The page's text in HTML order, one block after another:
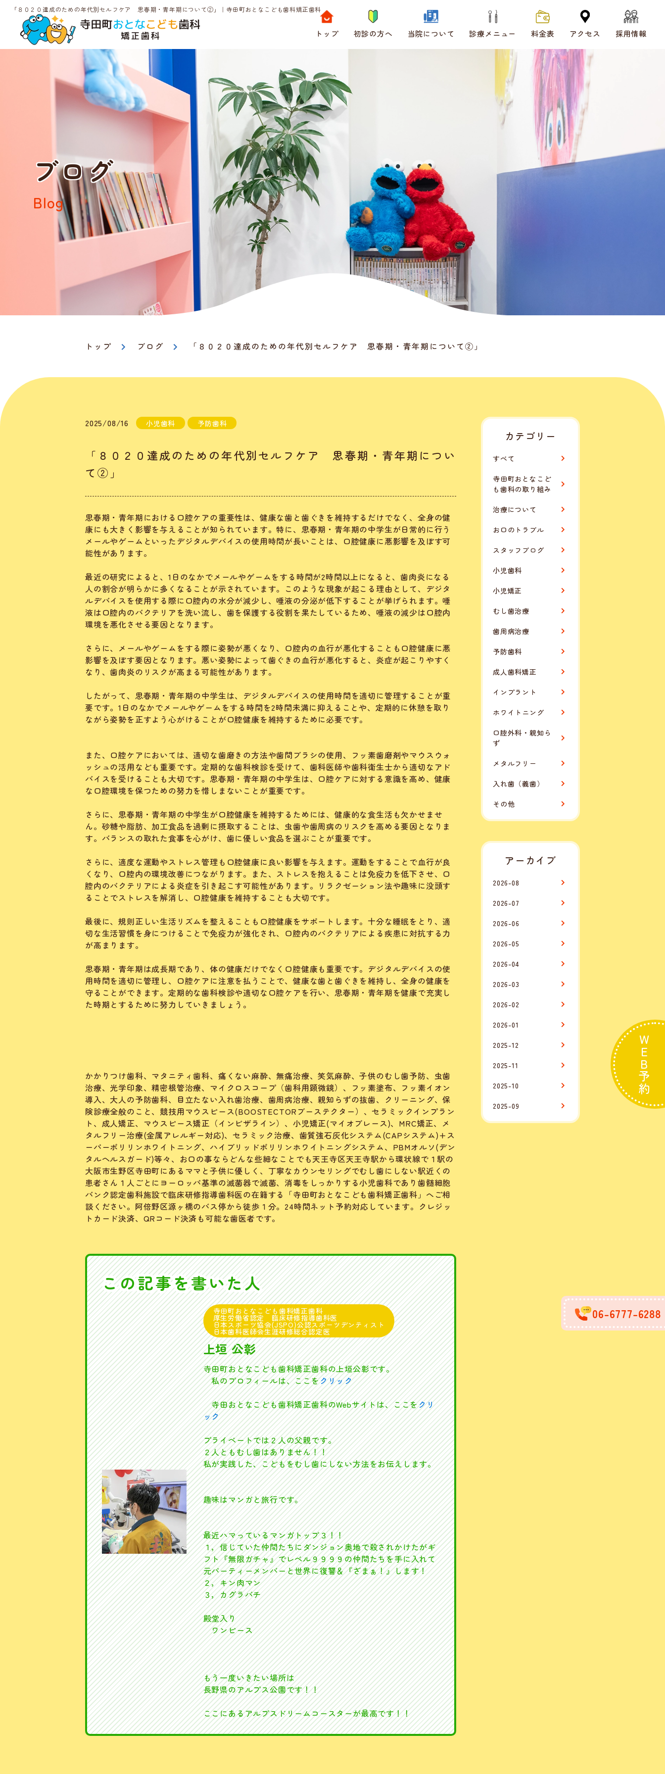
「８０２０達成のための年代別セルフケア 思春期・青年期について②」｜寺田町おとなこども歯科矯正歯科
トップ 初診の方へ 当院について 診療メニュー 料金表 アクセス 採用情報
WEB予約
06-6777-6288
ブログ
Blog
トップ ブログ 「８０２０達成のための年代別セルフケア 思春期・青年期について②」
2025/08/16 小児歯科 予防歯科
「８０２０達成のための年代別セルフケア 思春期・青年期につい
て②」
思春期・青年期における口腔ケアの重要性は、健康な歯と歯ぐきを維持するだけでなく、全身の健
康にも大きく影響を与えることが知られています。特に、思春期・青年期の中学生が日常的に行う
メールやゲームといったデジタルデバイスの使用時間が長いことは、口腔健康に悪影響を及ぼす可
能性があります。
最近の研究によると、1日のなかでメールやゲームをする時間が2時間以上になると、歯肉炎になる
人の割合が明らかに多くなることが示されています。このような現象が起こる理由として、デジタ
ルデバイスを使用する際に口腔内の水分が減少し、唾液の分泌が低下することが挙げられます。唾
液は口腔内のバクテリアを洗い流し、歯を保護する役割を果たしているため、唾液の減少は口腔内
環境を悪化させる要因となります。
さらに、メールやゲームをする際に姿勢が悪くなり、口腔内の血行が悪化することも口腔健康に悪
影響を及ぼす要因となります。悪い姿勢によって歯ぐきの血行が悪化すると、炎症が起こりやすく
なり、歯肉炎のリスクが高まる可能性があります。
したがって、思春期・青年期の中学生は、デジタルデバイスの使用時間を適切に管理することが重
要です。1日のなかでメールやゲームをする時間を2時間未満に抑えることや、定期的に休憩を取り
ながら姿勢を正すよう心がけることが口腔健康を維持するために必要です。
また、口腔ケアにおいては、適切な歯磨きの方法や歯間ブラシの使用、フッ素歯磨剤やマウスウォ
ッシュの活用なども重要です。定期的な歯科検診を受けて、歯科医師や歯科衛生士から適切なアド
バイスを受けることも大切です。思春期・青年期の中学生は、口腔ケアに対する意識を高め、健康
な口腔環境を保つための努力を惜しまないことが重要です。
さらに、思春期・青年期の中学生が口腔健康を維持するためには、健康的な食生活も欠かせませ
ん。砂糖や脂肪、加工食品を過剰に摂取することは、虫歯や歯周病のリスクを高める要因となりま
す。バランスの取れた食事を心がけ、歯に優しい食品を選ぶことが重要です。
さらに、適度な運動やストレス管理も口腔健康に良い影響を与えます。運動をすることで血行が良
くなり、口腔内の環境改善につながります。また、ストレスを抱えることは免疫力を低下させ、口
腔内のバクテリアによる炎症を引き起こす可能性があります。リラクゼーション法や趣味に没頭す
ることでストレスを解消し、口腔健康を維持することも大切です。
最後に、規則正しい生活リズムを整えることも口腔健康をサポートします。十分な睡眠をとり、適
切な生活習慣を身につけることで免疫力が強化され、口腔内のバクテリアによる疾患に対抗する力
が高まります。
思春期・青年期は成長期であり、体の健康だけでなく口腔健康も重要です。デジタルデバイスの使
用時間を適切に管理し、口腔ケアに注意を払うことで、健康な歯と歯ぐきを維持し、全身の健康を
守ることができます。定期的な歯科検診や適切な口腔ケアを行い、思春期・青年期を健康で充実し
た時期とするために努力していきましょう。
かかりつけ歯科、マタニティ歯科、痛くない麻酔、無痛治療、笑気麻酔、子供のむし歯予防、虫歯
治療、光学印象、精密根管治療、マイクロスコープ（歯科用顕微鏡）、フッ素塗布、フッ素イオン
導入、大人の予防歯科、目立たない入れ歯治療、歯周病治療、親知らずの抜歯、クリーニング、保
険診療全般のこと、競技用マウスピース(BOOSTECTORブーステクター）、セラミックインプラン
ト、成人矯正、マウスピース矯正（インビザライン）、小児矯正(マイオブレース)、MRC矯正、メ
タルフリー治療(金属アレルギー対応)、セラミック治療、歯質強石灰化システム(CAPシステム)+ス
ーパーポリリンホワイトニング、ハイブリッドポリリンホワイトニングシステム、PBMオルソ(デン
タルヘルスガード)等々、お口の事ならどんな些細なことでも天王寺区天王寺駅から環状線で１駅の
大阪市生野区寺田町にあるママと子供に優しく、丁寧なカウンセリングでむし歯にしない駅近くの
患者さん１人ごとにヨーロッパ基準の滅菌器で滅菌、消毒をしっかりする小児歯科であり歯髄細胞
バンク認定歯科施設で臨床研修指導歯科医の在籍する「寺田町おとなこども歯科矯正歯科」へご相
談ください。阿倍野区源ヶ橋のバス停から徒歩１分。24時間ネット予約対応しています。クレジッ
トカード決済、QRコード決済も可能な歯医者です。
この記事を書いた人
寺田町おとなこども歯科矯正歯科
厚生労働省認定 臨床研修指導歯科医
日本スポーツ協会(JSPO)公認スポーツデンティスト
日本歯科医師会生涯研修総合認定医
上垣 公彰
寺田町おとなこども歯科矯正歯科の上垣公彰です。
私のプロフィールは、ここをクリック
寺田おとなこども歯科矯正歯科のWebサイトは、ここをクリ
ック
プライベートでは２人の父親です。
２人ともむし歯はありません！！
私が実践した、こどもをむし歯にしない方法をお伝えします。
趣味はマンガと旅行です。
最近ハマっているマンガトップ３！！
１，信じていた仲間たちにダンジョン奥地で殺されかけたがギ
フト『無限ガチャ』でレベル９９９９の仲間たちを手に入れて
元パーティーメンバーと世界に復讐＆『ざまぁ！』します！
２，キン肉マン
３，カグラバチ
殿堂入り
ワンピース
もう一度いきたい場所は
長野県のアルプス公園です！！
ここにあるアルプスドリームコースターが最高です！！
カテゴリー
すべて
寺田町おとなこど
も歯科の取り組み
治療について
お口のトラブル
スタッフブログ
小児歯科
小児矯正
むし歯治療
歯周病治療
予防歯科
成人歯科矯正
インプラント
ホワイトニング
口腔外科・親知ら
ず
メタルフリー
入れ歯（義歯）
その他
アーカイブ
2026-08
2026-07
2026-06
2026-05
2026-04
2026-03
2026-02
2026-01
2025-12
2025-11
2025-10
2025-09